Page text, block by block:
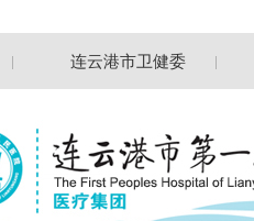
连云港市卫健委